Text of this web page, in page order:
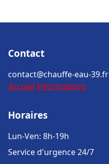
Contact
contact@chauffe-eau-39.fr
Accueil Informations
Horaires
Lun-Ven: 8h-19h
Service d'urgence 24/7